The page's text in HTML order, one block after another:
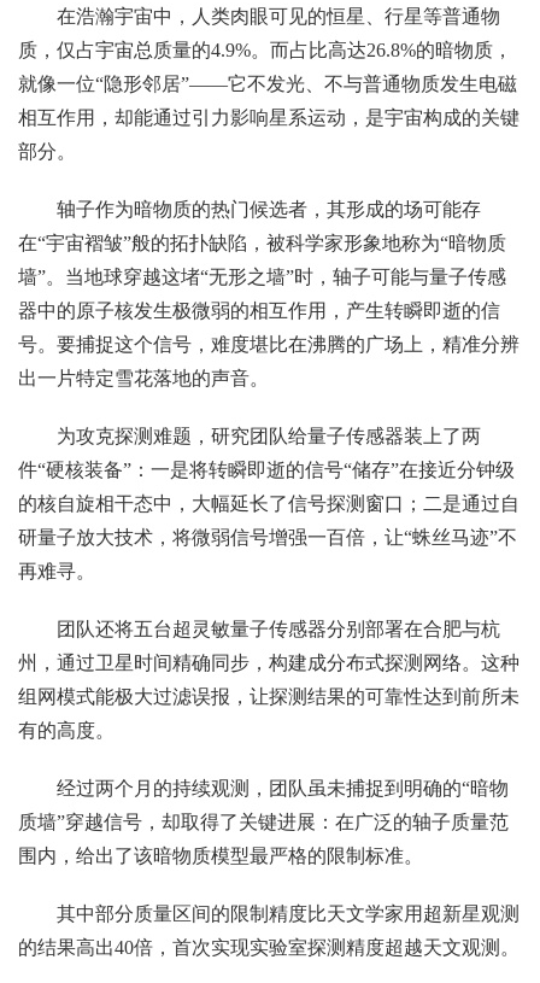
在浩瀚宇宙中，人类肉眼可见的恒星、行星等普通物
质，仅占宇宙总质量的4.9%。而占比高达26.8%的暗物质，
就像一位“隐形邻居”——它不发光、不与普通物质发生电磁
相互作用，却能通过引力影响星系运动，是宇宙构成的关键
部分。
轴子作为暗物质的热门候选者，其形成的场可能存
在“宇宙褶皱”般的拓扑缺陷，被科学家形象地称为“暗物质
墙”。当地球穿越这堵“无形之墙”时，轴子可能与量子传感
器中的原子核发生极微弱的相互作用，产生转瞬即逝的信
号。要捕捉这个信号，难度堪比在沸腾的广场上，精准分辨
出一片特定雪花落地的声音。
为攻克探测难题，研究团队给量子传感器装上了两
件“硬核装备”：一是将转瞬即逝的信号“储存”在接近分钟级
的核自旋相干态中，大幅延长了信号探测窗口；二是通过自
研量子放大技术，将微弱信号增强一百倍，让“蛛丝马迹”不
再难寻。
团队还将五台超灵敏量子传感器分别部署在合肥与杭
州，通过卫星时间精确同步，构建成分布式探测网络。这种
组网模式能极大过滤误报，让探测结果的可靠性达到前所未
有的高度。
经过两个月的持续观测，团队虽未捕捉到明确的“暗物
质墙”穿越信号，却取得了关键进展：在广泛的轴子质量范
围内，给出了该暗物质模型最严格的限制标准。
其中部分质量区间的限制精度比天文学家用超新星观测
的结果高出40倍，首次实现实验室探测精度超越天文观测。